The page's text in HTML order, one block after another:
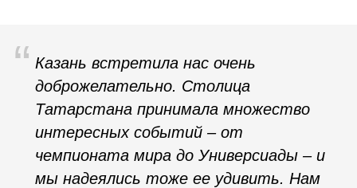
“ Казань встретила нас очень
доброжелательно. Столица
Татарстана принимала множество
интересных событий – от
чемпионата мира до Универсиады – и
мы надеялись тоже ее удивить. Нам